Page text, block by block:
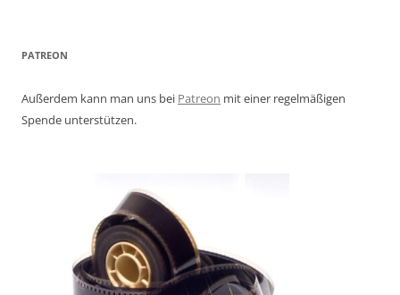
PATREON
Außerdem kann man uns bei Patreon mit einer regelmäßigen
Spende unterstützen.